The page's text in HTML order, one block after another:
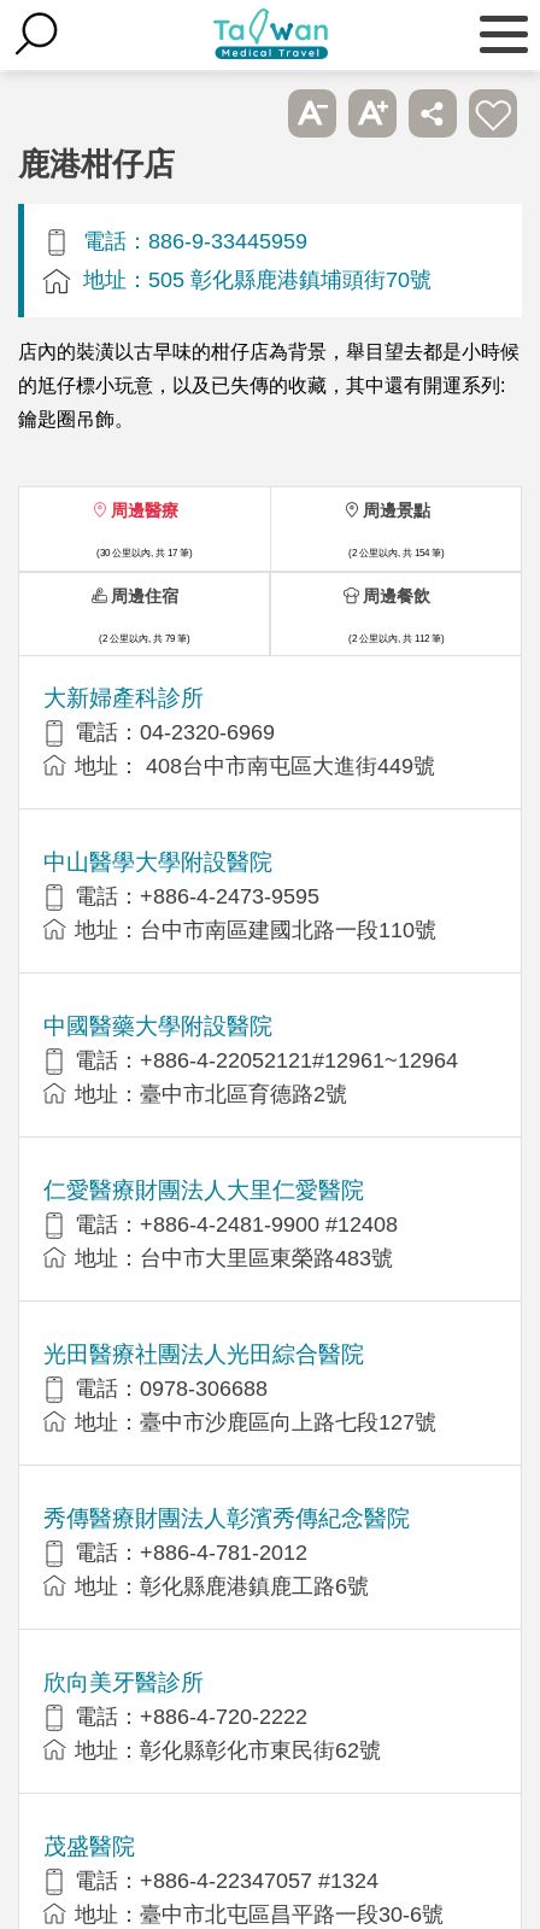
鹿港柑仔店
電話：886-9-33445959
地址：505 彰化縣鹿港鎮埔頭街70號
店內的裝潢以古早味的柑仔店為背景，舉目望去都是小時候
的尪仔標小玩意，以及已失傳的收藏，其中還有開運系列:
鑰匙圈吊飾。
周邊醫療
(30 公里以內, 共 17 筆)
大新婦產科診所
電話：04-2320-6969
地址： 408台中市南屯區大進街449號
中山醫學大學附設醫院
電話：+886-4-2473-9595
地址：台中市南區建國北路一段110號
中國醫藥大學附設醫院
電話：+886-4-22052121#12961~12964
地址：臺中市北區育德路2號
仁愛醫療財團法人大里仁愛醫院
電話：+886-4-2481-9900 #12408
地址：台中市大里區東榮路483號
光田醫療社團法人光田綜合醫院
電話：0978-306688
地址：臺中市沙鹿區向上路七段127號
秀傳醫療財團法人彰濱秀傳紀念醫院
電話：+886-4-781-2012
地址：彰化縣鹿港鎮鹿工路6號
欣向美牙醫診所
電話：+886-4-720-2222
地址：彰化縣彰化市東民街62號
茂盛醫院
電話：+886-4-22347057 #1324
地址：臺中市北屯區昌平路一段30-6號
周邊景點
(2 公里以內, 共 154 筆)
周邊住宿
(2 公里以內, 共 79 筆)
周邊餐飲
(2 公里以內, 共 112 筆)